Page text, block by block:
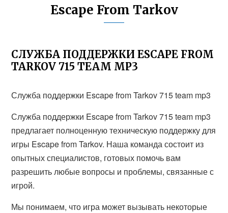
Escape From Tarkov
СЛУЖБА ПОДДЕРЖКИ ESCAPE FROM
TARKOV 715 TEAM MP3
Служба поддержки Escape from Tarkov 715 team mp3
Служба поддержки Escape from Tarkov 715 team mp3
предлагает полноценную техническую поддержку для
игры Escape from Tarkov. Наша команда состоит из
опытных специалистов, готовых помочь вам
разрешить любые вопросы и проблемы, связанные с
игрой.
Мы понимаем, что игра может вызывать некоторые